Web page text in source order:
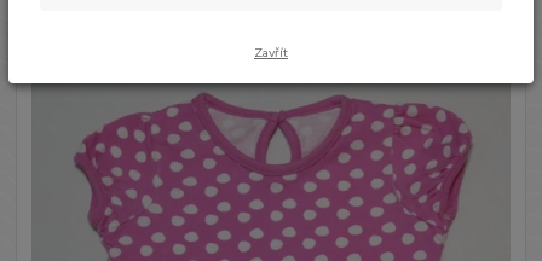
Zavřít